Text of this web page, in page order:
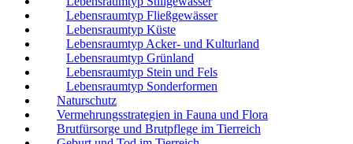
Lebensraumtyp Fließgewässer
Lebensraumtyp Küste
Lebensraumtyp Acker- und Kulturland
Lebensraumtyp Grünland
Lebensraumtyp Stein und Fels
Lebensraumtyp Sonderformen
Naturschutz
Vermehrungsstrategien in Fauna und Flora
Brutfürsorge und Brutpflege im Tierreich